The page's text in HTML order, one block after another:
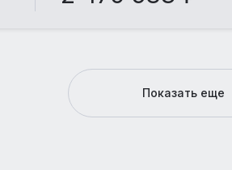
Показать еще